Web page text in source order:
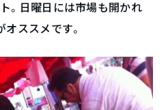
。日曜日には市場も開かれ
ススメです。